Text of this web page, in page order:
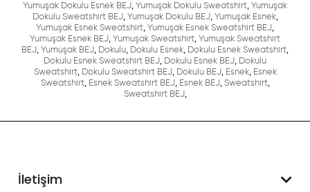
Yumuşak Dokulu Esnek BEJ, Yumuşak Dokulu Sweatshirt, Yumuşak
Dokulu Sweatshirt BEJ, Yumuşak Dokulu BEJ, Yumuşak Esnek,
Yumuşak Esnek Sweatshirt, Yumuşak Esnek Sweatshirt BEJ,
Yumuşak Esnek BEJ, Yumuşak Sweatshirt, Yumuşak Sweatshirt
BEJ, Yumuşak BEJ, Dokulu, Dokulu Esnek, Dokulu Esnek Sweatshirt,
Dokulu Esnek Sweatshirt BEJ, Dokulu Esnek BEJ, Dokulu
Sweatshirt, Dokulu Sweatshirt BEJ, Dokulu BEJ, Esnek, Esnek
Sweatshirt, Esnek Sweatshirt BEJ, Esnek BEJ, Sweatshirt,
Sweatshirt BEJ,
İletişim